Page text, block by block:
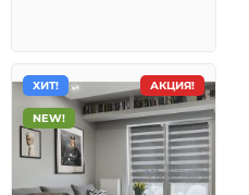
АКЦИЯ!
ХИТ!
NEW!